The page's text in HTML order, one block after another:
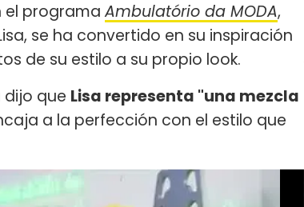
el programaAmbulatório da MODA,
se ha convertido en su inspiración
de su estilo a su propio look.
dijo que Lisa representa "una mezcla
a la perfección con el estilo que